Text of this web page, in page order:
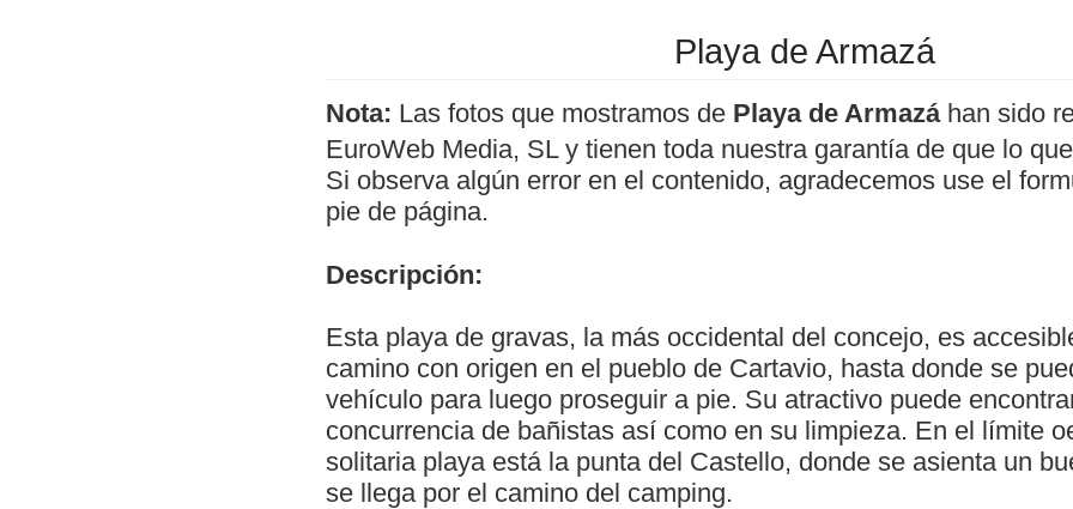
Playa de Armazá
Nota: Las fotos que mostramos de Playa de Armazáhan sido
EuroWeb Media, SL y tienen toda nuestra garantía de que lo
Si observa algún error en el contenido, agradecemos use el
pie de página.
Descripción:
Esta playa de gravas, la más occidental del concejo, es
camino con origen en el pueblo de Cartavio, hasta donde se
vehículo para luego proseguir a pie. Su atractivo puede
concurrencia de bañistas así como en su limpieza. En el límite
solitaria playa está la punta del Castello, donde se asienta un
se llega por el camino del camping.